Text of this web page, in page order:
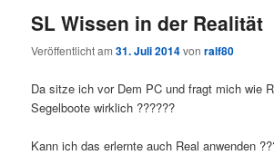
SL Wissen in der Realität
Veröffentlicht am31. Juli 2014vonralf80
Da sitze ich vor Dem PC und fragt mich wie
Segelboote wirklich ??????
Kann ich das erlernte auch Real anwenden